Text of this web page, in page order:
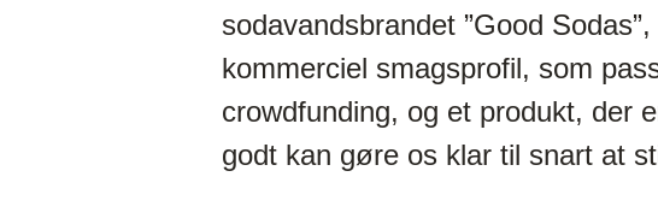
sodavandsbrandet ”Good
kommerciel smagsprofil, som
crowdfunding, og et produkt, der
godt kan gøre os klar til snart at